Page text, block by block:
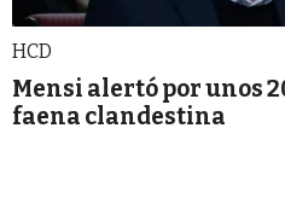
HCD
Mensi alertó por unos
faena clandestina